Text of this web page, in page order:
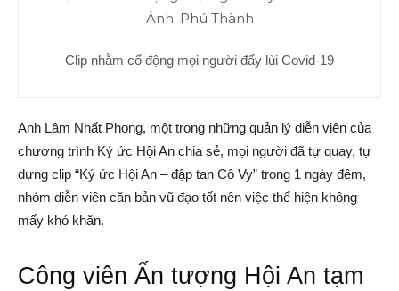
Clip nhằm cổ động mọi người đẩy lùi Covid-19
Anh Lâm Nhất Phong, một trong những quản lý diễn viên của
chương trình Ký ức Hội An chia sẻ, mọi người đã tự quay, tự
dựng clip “Ký ức Hội An – đập tan Cô Vy” trong 1 ngày đêm,
nhóm diễn viên căn bản vũ đạo tốt nên việc thể hiện không
mấy khó khăn.
Công viên Ấn tượng Hội An tạm